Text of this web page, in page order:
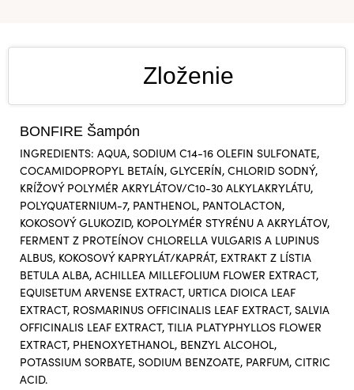
Zloženie
BONFIRE Šampón
INGREDIENTS: AQUA, SODIUM C14-16 OLEFIN SULFONATE,
COCAMIDOPROPYL BETAÍN, GLYCERÍN, CHLORID SODNÝ,
KRÍŽOVÝ POLYMÉR AKRYLÁTOV/C10-30 ALKYLAKRYLÁTU,
POLYQUATERNIUM-7, PANTHENOL, PANTOLACTON,
KOKOSOVÝ GLUKOZID, KOPOLYMÉR STYRÉNU A AKRYLÁTOV,
FERMENT Z PROTEÍNOV CHLORELLA VULGARIS A LUPINUS
ALBUS, KOKOSOVÝ KAPRYLÁT/KAPRÁT, EXTRAKT Z LÍSTIA
BETULA ALBA, ACHILLEA MILLEFOLIUM FLOWER EXTRACT,
EQUISETUM ARVENSE EXTRACT, URTICA DIOICA LEAF
EXTRACT, ROSMARINUS OFFICINALIS LEAF EXTRACT, SALVIA
OFFICINALIS LEAF EXTRACT, TILIA PLATYPHYLLOS FLOWER
EXTRACT, PHENOXYETHANOL, BENZYL ALCOHOL,
POTASSIUM SORBATE, SODIUM BENZOATE, PARFUM, CITRIC
ACID.